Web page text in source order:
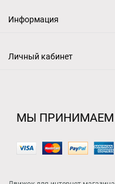
Информация
Личный кабинет
МЫ ПРИНИМАЕМ